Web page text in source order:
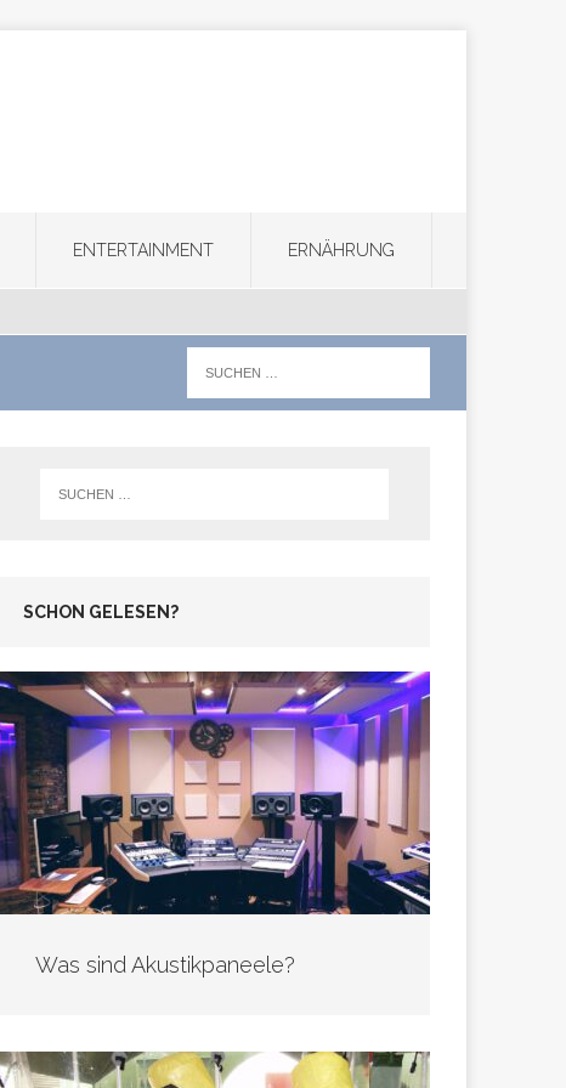
ENTERTAINMENT ERNÄHRUNG
SCHON GELESEN?
Was sind Akustikpaneele?